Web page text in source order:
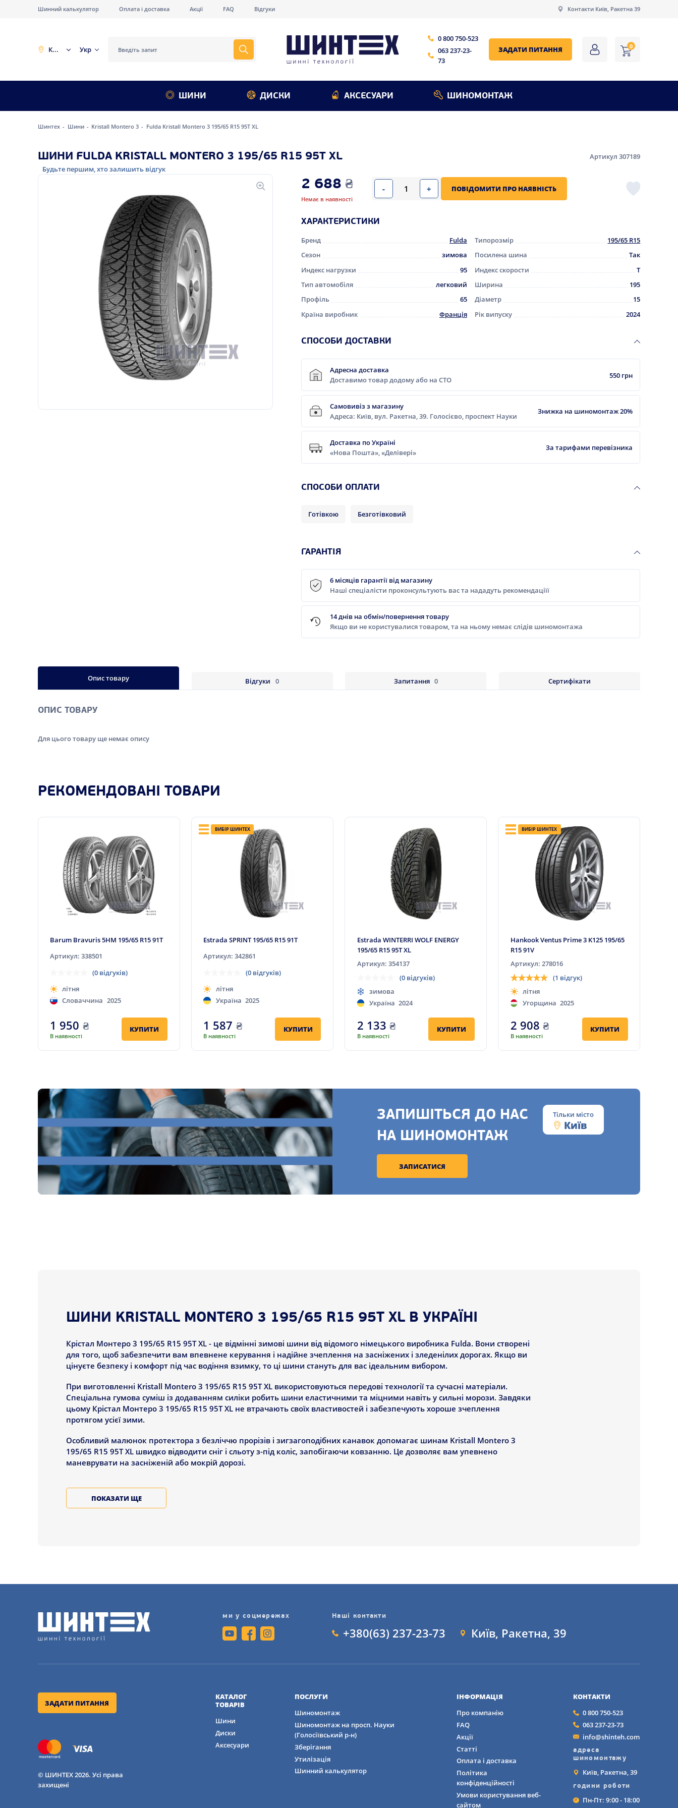
Шинний калькулятор Оплата і доставка Акції FAQ Відгуки Контакти Київ, Ракетна 39
Київ Укр
0 800 750-523
063 237-23-
73
ЗАДАТИ ПИТАННЯ 0
ШИНИ ДИСКИ АКСЕСУАРИ ШИНОМОНТАЖ
Шинтех Шини Kristall Montero 3 Fulda Kristall Montero 3 195/65 R15 95T XL
ШИНИ FULDA KRISTALL MONTERO 3 195/65 R15 95T XL
Артикул 307189
Будьте першим, хто залишить відгук
2 688 ₴
Немає в наявності
- + ПОВІДОМИТИ ПРО НАЯВНІСТЬ
ХАРАКТЕРИСТИКИ
Бренд Fulda Типорозмір
195/65 R15
Сезон
зимова Посилена шина
Так
Индекс нагрузки
95 Индекс скорости
T
Тип автомобіля
легковий Ширина
195
Профіль
65 Діаметр
15
Країна виробник
Франція Рік випуску 2024
СПОСОБИ ДОСТАВКИ
Адресна доставка
Доставимо товар додому або на СТО
550 грн
Самовивіз з магазину
Адреса: Київ, вул. Ракетна, 39. Голосієво, проспект Науки
Знижка на шиномонтаж 20%
Доставка по Україні
«Нова Пошта», «Делівері»
За тарифами перевізника
СПОСОБИ ОПЛАТИ
Готівкою Безготівковий
ГАРАНТІЯ
6 місяців гарантії від магазину
Наші спеціалісти проконсультують вас та нададуть рекомендаціїї
14 днів на обмін/повернення товару
Якщо ви не користувалися товаром, та на ньому немає слідів шиномонтажа
Опис товару Відгуки 0 Запитання 0 Сертифікати
ОПИС ТОВАРУ
Для цього товару ще немає опису
РЕКОМЕНДОВАНІ ТОВАРИ
Barum Bravuris 5HM 195/65 R15 91T
Артикул: 338501
(0 відгуків)
літня
Словаччина 2025
1 950 ₴
В наявності
КУПИТИ
ВИБІР ШИНТЕХ
Estrada SPRINT 195/65 R15 91T
Артикул: 342861
(0 відгуків)
літня
Україна 2025
1 587 ₴
В наявності
КУПИТИ
Estrada WINTERRI WOLF ENERGY
195/65 R15 95T XL
Артикул: 354137
(0 відгуків)
зимова
Україна 2024
2 133 ₴
В наявності
КУПИТИ
ВИБІР ШИНТЕХ
Hankook Ventus Prime 3 K125 195/65
R15 91V
Артикул: 278016
(1 відгук)
літня
Угорщина 2025
2 908 ₴
В наявності
КУПИТИ
ЗАПИШІТЬСЯ ДО НАС
НА ШИНОМОНТАЖ
Тільки місто
Київ
ЗАПИСАТИСЯ
ШИНИ KRISTALL MONTERO 3 195/65 R15 95T XL В УКРАЇНІ
Крістал Монтеро 3 195/65 R15 95T XL - це відмінні зимові шини від відомого німецького виробника Fulda. Вони створені
для того, щоб забезпечити вам впевнене керування і надійне зчеплення на засніжених і зледенілих дорогах. Якщо ви
цінуєте безпеку і комфорт під час водіння взимку, то ці шини стануть для вас ідеальним вибором.
При виготовленні Kristall Montero 3 195/65 R15 95T XL використовуються передові технології та сучасні матеріали.
Спеціальна гумова суміш із додаванням силіки робить шини еластичними та міцними навіть у сильні морози. Завдяки
цьому Крістал Монтеро 3 195/65 R15 95T XL не втрачають своїх властивостей і забезпечують хороше зчеплення
протягом усієї зими.
Особливий малюнок протектора з безліччю прорізів і зигзагоподібних канавок допомагає шинам Kristall Montero 3
195/65 R15 95T XL швидко відводити сніг і сльоту з-під коліс, запобігаючи ковзанню. Це дозволяє вам упевнено
маневрувати на засніженій або мокрій дорозі.
ХАРАКТЕРИСТИКИ ТА ТЕХНІЧНІ ВЛАСТИВОСТІ
Спрямований малюнок протектора з безліччю прорізів і зигзагоподібних канавок для швидкого відведення
Особливий склад гумової суміші з силікою для поліпшеного зчеплення на снігу та льоду
Низький рівень шуму та вібрацій для комфортної їзди
Висока стійкість до аквапланування завдяки ефективній системі дренажних канавок
ВСТАНОВЛЕННЯ ТА ДОГЛЯД
ПОКАЗАТИ ЩЕ
ми у соцмережах Наші контакти
+380(63) 237-23-73 Київ, Ракетна, 39
ЗАДАТИ ПИТАННЯ
© ШИНТЕХ 2026. Усі права
захищені
КАТАЛОГ
ТОВАРІВ
Шини
Диски
Аксесуари
ПОСЛУГИ
Шиномонтаж
Шиномонтаж на просп. Науки
(Голосіївський р-н)
Зберігання
Утилізація
Шинний калькулятор
ІНФОРМАЦІЯ
Про компанію
FAQ
Акції
Статті
Оплата і доставка
Політика
конфіденційності
Умови користування веб-
сайтом
КОНТАКТИ
0 800 750-523
063 237-23-73
info@shinteh.com
адреса
шиномонтажу
Київ, Ракетна, 39
години роботи
Пн-Пт: 9:00 - 18:00